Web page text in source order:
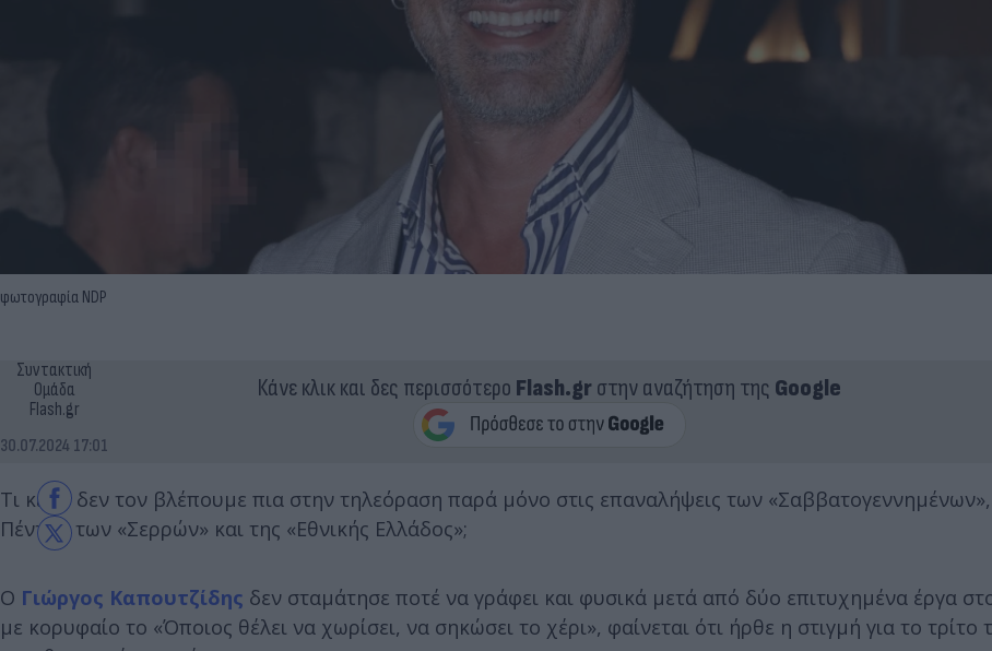
φωτογραφία NDP
Συντακτική
Ομάδα
Flash.gr
30.07.2024 17:01
Κάνε κλικ και δες περισσότερο Flash.grστην αναζήτηση της Google
Τι κι αν δεν τον βλέπουμε πια στην τηλεόραση παρά μόνο στις επαναλήψεις των
Πέντε», των «Σερρών» και της «Εθνικής Ελλάδος»;
Ο Γιώργος Καπουτζίδης δεν σταμάτησε ποτέ να γράφει και φυσικά μετά από δύο επιτυχημένα έργα
με κορυφαίο το «Όποιος θέλει να χωρίσει, να σηκώσει το χέρι», φαίνεται ότι ήρθε η στιγμή για το